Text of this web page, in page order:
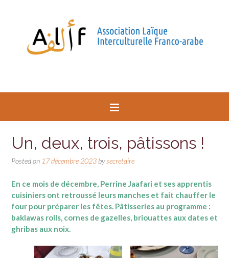
Un, deux, trois, pâtissons !
Posted on 17 décembre 2023 bysecretaire
En ce mois de décembre, Perrine Jaafari et ses apprentis
cuisiniers ont retroussé leurs manches et fait chauffer le
four pour préparer les fêtes. Pâtisseries au programme :
baklawas rolls, cornes de gazelles, briouattes aux dates et
ghribas aux noix.